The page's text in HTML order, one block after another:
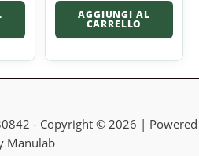
AGGIUNGI AL
CARRELLO
- Copyright © 2026 | Powered
Manulab